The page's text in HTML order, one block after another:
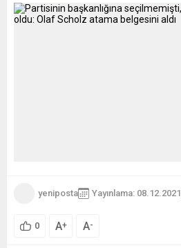
yeniposta Yayınlama: 08.12.2021
0 A+ A-